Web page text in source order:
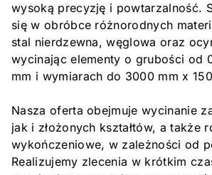
wysoką precyzję i powtarzalność.
się w obróbce różnorodnych
stal nierdzewna, węglowa oraz
wycinając elementy o grubości od
mm i wymiarach do 3000 mm x
Nasza oferta obejmuje wycinanie
jak i złożonych kształtów, a także
wykończeniowe, w zależności od
Realizujemy zlecenia w krótkim